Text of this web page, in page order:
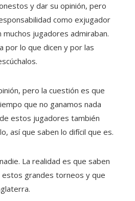
y dar su opinión, pero
como exjugador
jugadores admiraban.
por lo que dicen y por las
pero la cuestión es que
que no ganamos nada
estos jugadores también
así que saben lo difícil que es.
La realidad es que saben
estos grandes torneos y que